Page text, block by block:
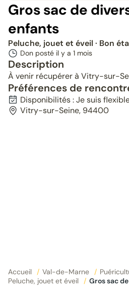
Gros sac de
enfants
Peluche, jouet et éveil · Bon
Don posté il y a 1 mois
Description
À venir récupérer à Vitry-sur-
Préférences de
Disponibilités : Je suis
Vitry-sur-Seine, 94400
Accueil / Val-de-Marne /
Peluche, jouet et éveil
/ Gros sac